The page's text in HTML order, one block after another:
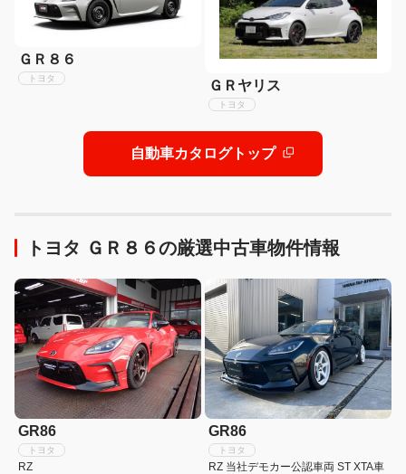
ＧＲ８６
トヨタ ＧＲヤリス
トヨタ
自動車カタログトップ
トヨタ ＧＲ８６の厳選中古車物件情報
GR86
トヨタ
RZ
GR86
トヨタ
RZ 当社デモカー公認車両 ST XTA車